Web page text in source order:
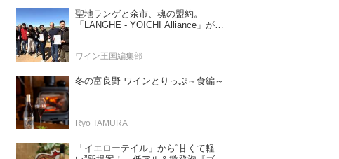
聖地ランゲと余市、魂の盟約。
「LANGHE - YOICHI Alliance」が切
ワイン王国編集部
冬の富良野 ワインとりっぷ～食編～
Ryo TAMURA
「イエローテイル」から“甘くて軽